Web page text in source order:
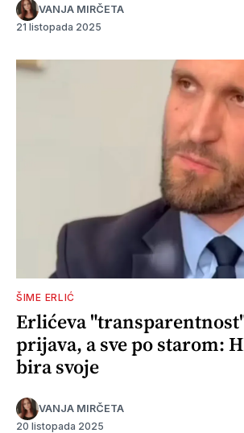
VANJA MIRČETA
21 listopada 2025
ŠIME ERLIĆ
Erlićeva
prijava, a sve po starom:
bira svoje
VANJA MIRČETA
20 listopada 2025